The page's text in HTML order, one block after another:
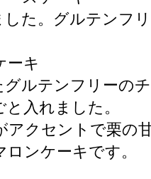
た。グルテンフ
ーキ
ルテンフリーの
入れました。
クセントで栗の
ンケーキです。